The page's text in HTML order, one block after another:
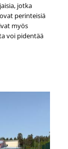
jotka
perinteisiä
myös
voi pidentää